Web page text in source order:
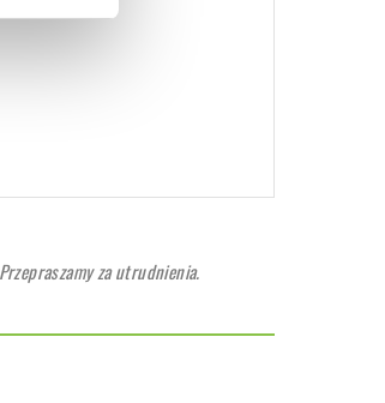
za utrudnienia.